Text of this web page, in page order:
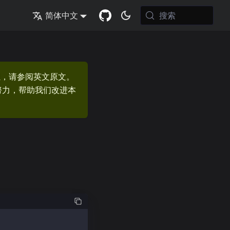
简体中文 搜索
请参阅英文原文。
，帮助我们改进本